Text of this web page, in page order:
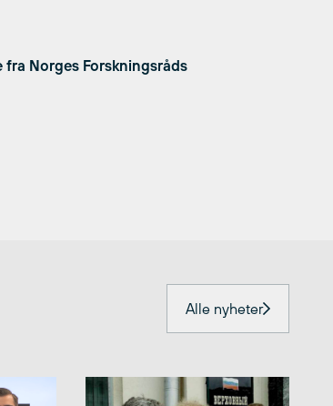
Norges Forskningsråds
Alle nyheter